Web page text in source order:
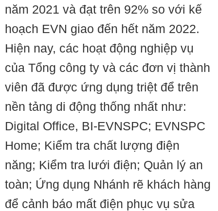
năm 2021 và đạt trên 92% so với kế
hoạch EVN giao đến hết năm 2022.
Hiện nay, các hoạt động nghiệp vụ
của Tổng công ty và các đơn vị thành
viên đã được ứng dụng triệt để trên
nền tảng di động thống nhất như:
Digital Office, BI-EVNSPC; EVNSPC
Home; Kiểm tra chất lượng điện
năng; Kiểm tra lưới điện; Quản lý an
toàn; Ứng dụng Nhánh rẽ khách hàng
để cảnh báo mất điện phục vụ sửa